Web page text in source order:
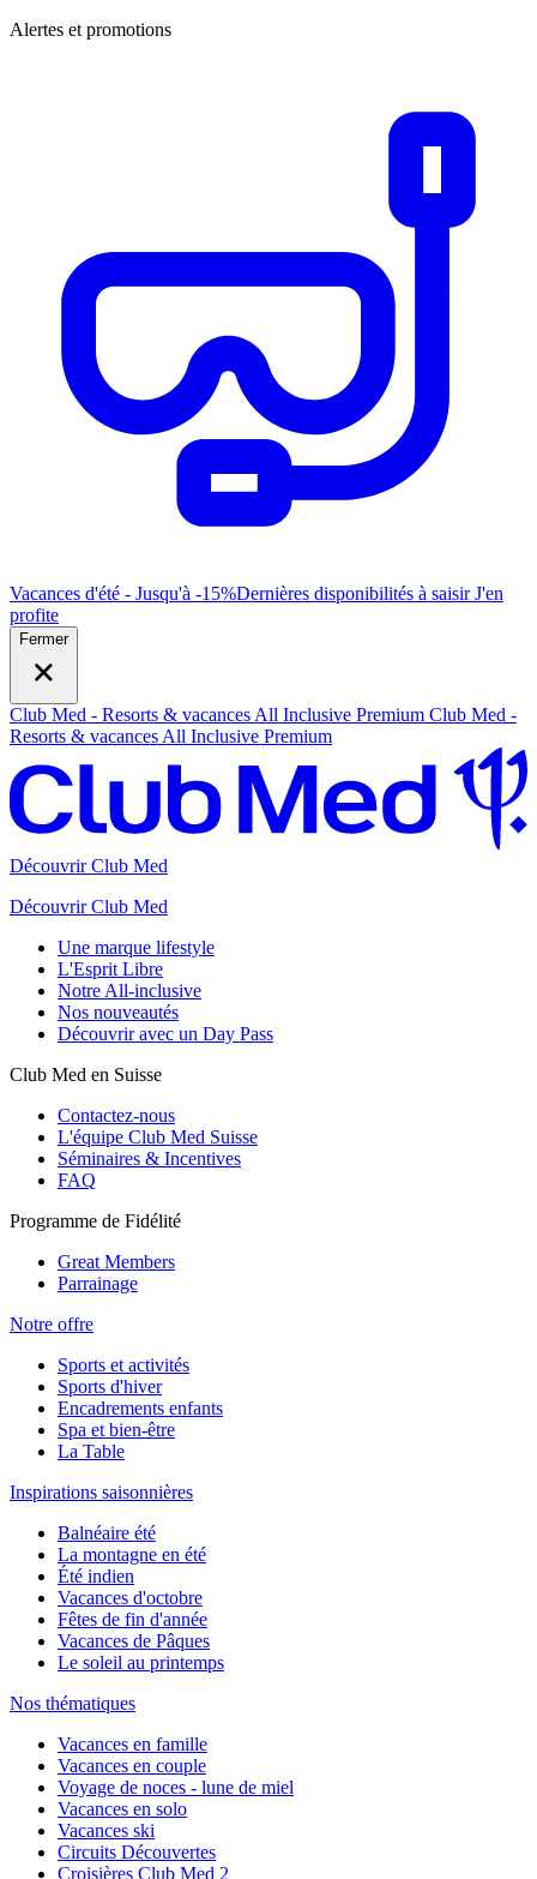
Alertes et promotions
Vacances d'été - Jusqu'à -15%Dernières disponibilités à saisirJ'en
profite
Fermer
Club Med - Resorts & vacances All Inclusive Premium Club Med -
Resorts & vacances All Inclusive Premium
Découvrir Club Med
Découvrir Club Med
Une marque lifestyle
L'Esprit Libre
Notre All-inclusive
Nos nouveautés
Découvrir avec un Day Pass
Club Med en Suisse
Contactez-nous
L'équipe Club Med Suisse
Séminaires & Incentives
FAQ
Programme de Fidélité
Great Members
Parrainage
Notre offre
Sports et activités
Sports d'hiver
Encadrements enfants
Spa et bien-être
La Table
Inspirations saisonnières
Balnéaire été
La montagne en été
Été indien
Vacances d'octobre
Fêtes de fin d'année
Vacances de Pâques
Le soleil au printemps
Nos thématiques
Vacances en famille
Vacances en couple
Voyage de noces - lune de miel
Vacances en solo
Vacances ski
Circuits Découvertes
Croisières Club Med 2